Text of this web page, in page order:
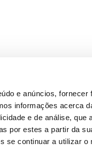
e anúncios,
informações acerca
e de análise, que
por estes a partir da
se continuar a utilizar o